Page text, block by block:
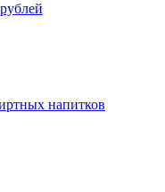
напитков